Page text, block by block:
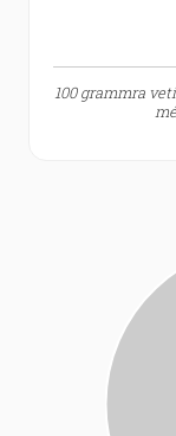
100 grammra